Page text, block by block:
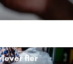
fler